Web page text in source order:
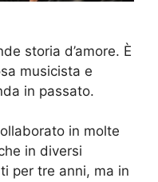
storia d’amore. È
musicista e
in passato.
in molte
in diversi
per tre anni, ma in